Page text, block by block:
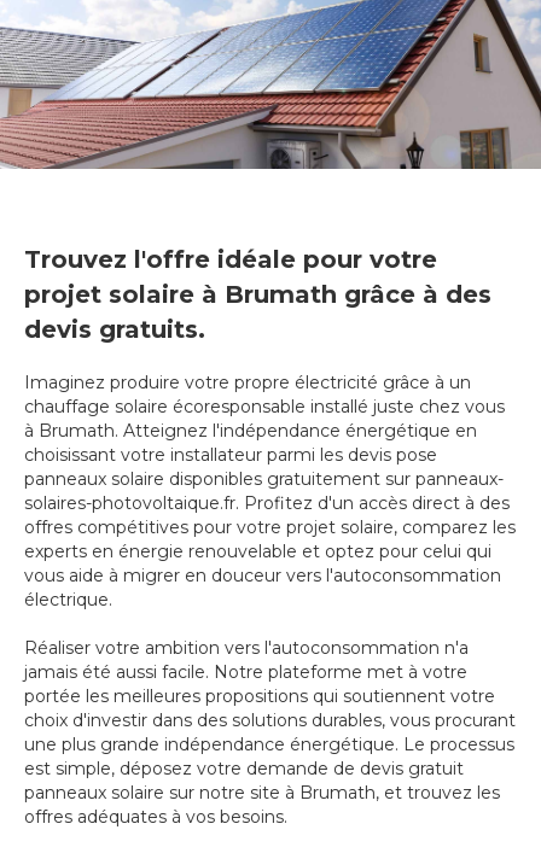
Trouvez l'offre idéale pour votre
projet solaire à Brumath grâce à des
devis gratuits.
Imaginez produire votre propre électricité grâce à un
chauffage solaire écoresponsable installé juste chez vous
à Brumath. Atteignez l'indépendance énergétique en
choisissant votre installateur parmi les devis pose
panneaux solaire disponibles gratuitement sur panneaux-
solaires-photovoltaique.fr. Profitez d'un accès direct à des
offres compétitives pour votre projet solaire, comparez les
experts en énergie renouvelable et optez pour celui qui
vous aide à migrer en douceur vers l'autoconsommation
électrique.
Réaliser votre ambition vers l'autoconsommation n'a
jamais été aussi facile. Notre plateforme met à votre
portée les meilleures propositions qui soutiennent votre
choix d'investir dans des solutions durables, vous procurant
une plus grande indépendance énergétique. Le processus
est simple, déposez votre demande de devis gratuit
panneaux solaire sur notre site à Brumath, et trouvez les
offres adéquates à vos besoins.